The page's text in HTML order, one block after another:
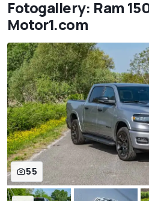
Fotogallery: Ram
Motor1.com
55